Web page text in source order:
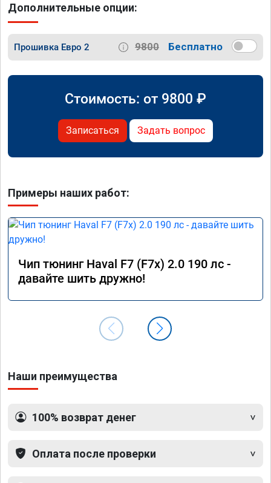
Дополнительные опции:
Прошивка Евро 2 9800 Бесплатно
Стоимость: от 9800 ₽
Записаться Задать вопрос
Примеры наших работ:
Чип тюнинг Haval F7 (F7x) 2.0 190 лс -
давайте шить дружно!
Наши преимущества
100% возврат денег
Оплата после проверки